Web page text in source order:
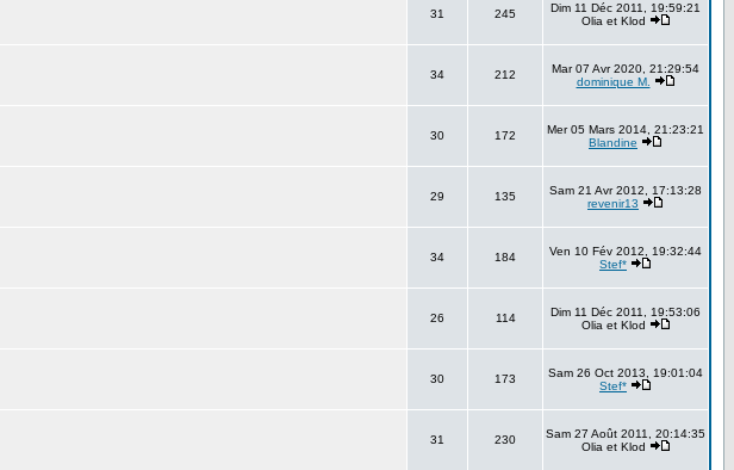
31 245
Dim 11 Déc 2011, 19:59:21
Olia et Klod
34 212
Mar 07 Avr 2020, 21:29:54
dominique M.
30 172
Mer 05 Mars 2014, 21:23:21
Blandine
29 135
Sam 21 Avr 2012, 17:13:28
revenir13
34 184
Ven 10 Fév 2012, 19:32:44
Stef*
26 114
Dim 11 Déc 2011, 19:53:06
Olia et Klod
30 173
Sam 26 Oct 2013, 19:01:04
Stef*
31 230
Sam 27 Août 2011, 20:14:35
Olia et Klod